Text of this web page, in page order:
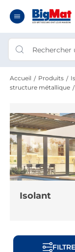
Accueil Produits
structure métallique
Isolant